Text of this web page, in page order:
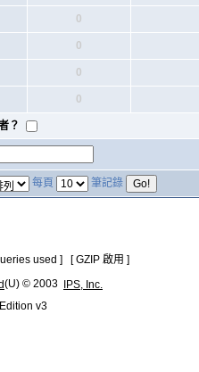
0
0
0
0
？
每頁 筆記錄
used ] [ GZIP 啟用 ]
(U) © 2003
IPS, Inc.
v3